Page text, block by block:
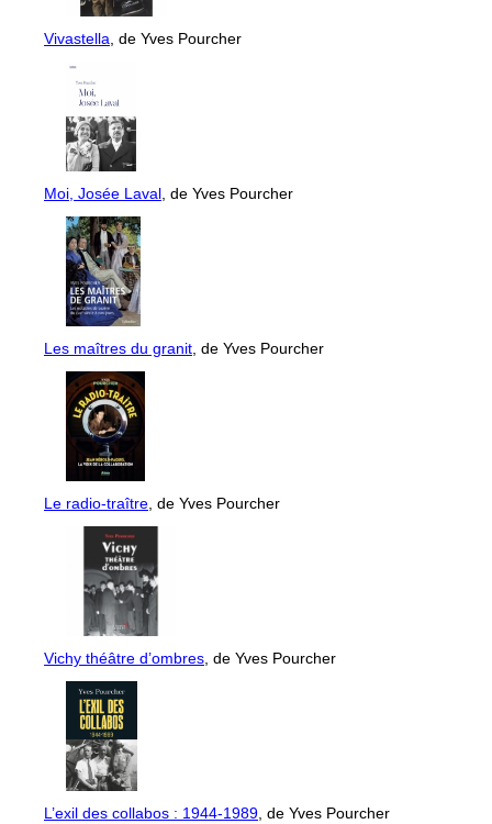
Vivastella, de Yves Pourcher
Moi, Josée Laval, de Yves Pourcher
Les maîtres du granit, de Yves Pourcher
Le radio-traître, de Yves Pourcher
Vichy théâtre d’ombres, de Yves Pourcher
L’exil des collabos : 1944-1989, de Yves Pourcher